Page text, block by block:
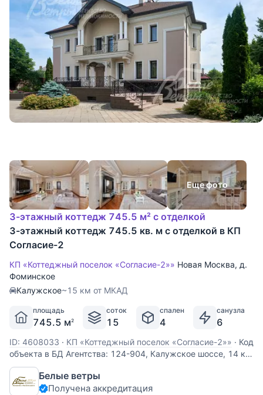
Еще фото
3-этажный коттедж 745.5 м² с отделкой
3-этажный коттедж 745.5 кв. м с отделкой в КП
Согласие-2
КП «Коттеджный поселок «Согласие-2»» Новая Москва, д.
Фоминское
Калужское~15 км от МКАД
площадь
745.5 м2
соток
15
спален
4
санузла
6
ID: 4608033 · КП «Коттеджный поселок «Согласие-2»» · Код
объекта в БД Агентства: 124-904, Калужское шоссе, 14 км
от МКАД, Согласие-2 КП (Фоминское). Качественный,
фундаментально построенный дом в неоклассическом
стиле в известном, обжитом посёлке. Функциональная
Белые ветры
Получена аккредитация